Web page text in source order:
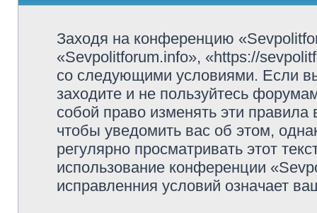
Заходя на конференцию
«Sevpolitforum.info», «https://
со следующими условиями. Если
заходите и не пользуйтесь
собой право изменять эти
чтобы уведомить вас об этом,
регулярно просматривать этот
использование конференции
исправленния условий означает